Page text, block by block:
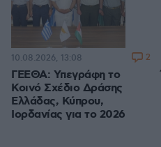
ΓΕΕΘΑ: Υπεγράφη το
Κοινό Σχέδιο Δράσης
Ελλάδας, Κύπρου,
Ιορδανίας για το 2026
10.08.2026, 13:08 2